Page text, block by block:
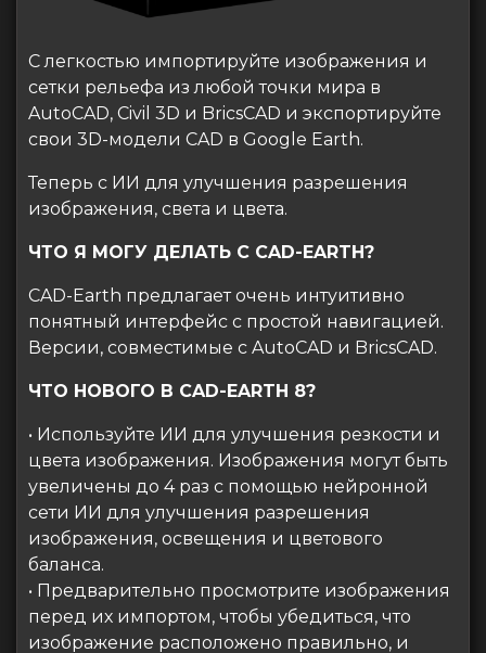
С легкостью импортируйте изображения и
сетки рельефа из любой точки мира в
AutoCAD, Civil 3D и BricsCAD и экспортируйте
свои 3D-модели CAD в Google Earth.
Теперь с ИИ для улучшения разрешения
изображения, света и цвета.
ЧТО Я МОГУ ДЕЛАТЬ С CAD-EARTH?
CAD-Earth предлагает очень интуитивно
понятный интерфейс с простой навигацией.
Версии, совместимые с AutoCAD и BricsCAD.
ЧТО НОВОГО В CAD-EARTH 8?
• Используйте ИИ для улучшения резкости и
цвета изображения. Изображения могут быть
увеличены до 4 раз с помощью нейронной
сети ИИ для улучшения разрешения
изображения, освещения и цветового
баланса.
• Предварительно просмотрите изображения
перед их импортом, чтобы убедиться, что
изображение расположено правильно, и